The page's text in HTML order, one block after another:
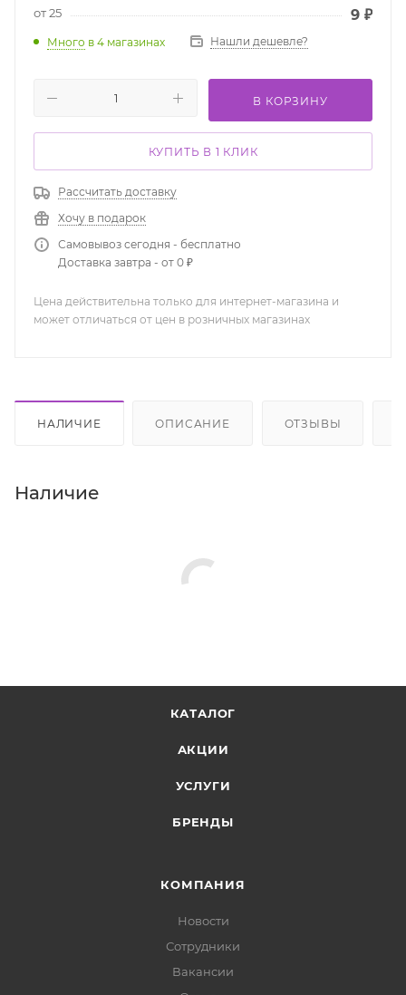
от 25 9 ₽
Много в 4 магазинах Нашли дешевле?
В КОРЗИНУ
КУПИТЬ В 1 КЛИК
Рассчитать доставку
Хочу в подарок
Самовывоз сегодня - бесплатно
Доставка завтра - от 0 ₽
Цена действительна только для интернет-магазина и
может отличаться от цен в розничных магазинах
НАЛИЧИЕ ОПИСАНИЕ ОТЗЫВЫ
Наличие
КАТАЛОГ
АКЦИИ
УСЛУГИ
БРЕНДЫ
КОМПАНИЯ
Новости
Сотрудники
Вакансии